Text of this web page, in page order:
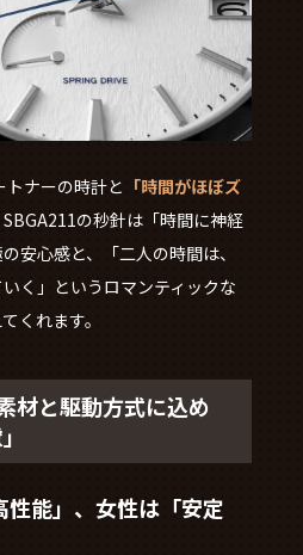
トナーの時計と 「時間がほぼズ
の秒針は「時間に神経
安心感と、「二人の時間は、
く」というロマンティックな
くれます。
材と駆動方式に込め
性能」、女性は「安定